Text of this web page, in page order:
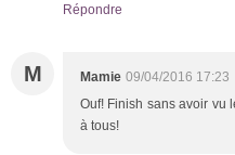
Répondre
M Mamie 09/04/2016 17:23
Ouf! Finish sans avoir vu
à tous!